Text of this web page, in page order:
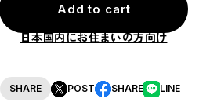
Add to cart
日本国内にお住まいの方向け
SHARE POST SHARE LINE